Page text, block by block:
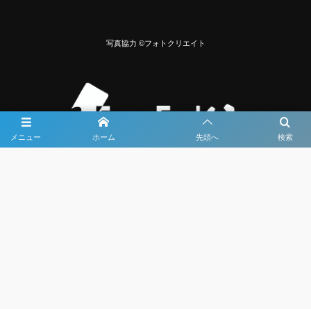
メニュー 検索
ホーム 先頭へ
写真協力 ©フォトクリエイト